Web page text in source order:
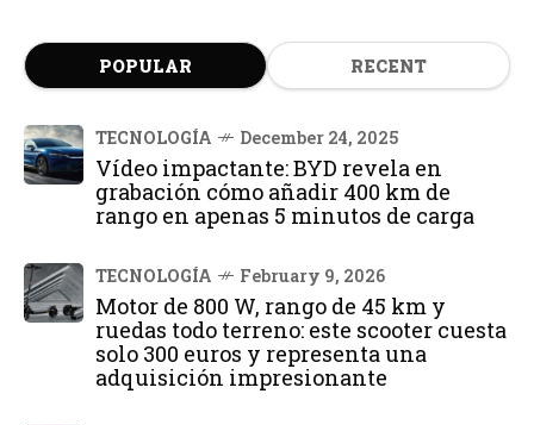
POPULAR RECENT
TECNOLOGÍA December 24, 2025
Vídeo impactante: BYD revela en
grabación cómo añadir 400 km de
rango en apenas 5 minutos de carga
TECNOLOGÍA February 9, 2026
Motor de 800 W, rango de 45 km y
ruedas todo terreno: este scooter cuesta
solo 300 euros y representa una
adquisición impresionante